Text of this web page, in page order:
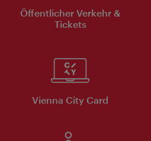
Öffentlicher Verkehr &
Tickets
Vienna City Card